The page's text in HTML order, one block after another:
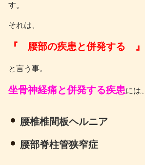
す。
それは、
『 腰部の疾患と併発する 』
と言う事。
坐骨神経痛と併発する疾患には、
腰椎椎間板ヘルニア
腰部脊柱管狭窄症